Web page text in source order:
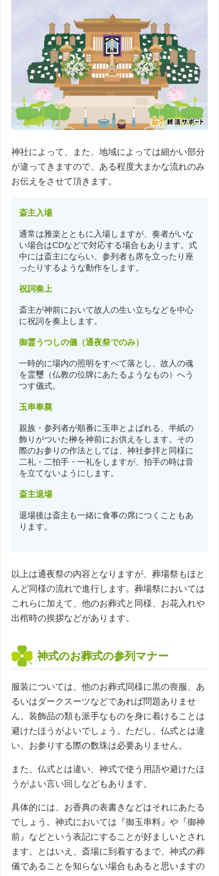
神社によって、また、地域によっては細かい部分
が違ってきますので、ある程度大まかな流れのみ
お伝えをさせて頂きます。
斎主入場
通常は雅楽とともに入場しますが、奏者がいな
い場合はCDなどで対応する場合もあります。式
中には斎主にならい、参列者も席を立ったり座
ったりするような動作をします。
祝詞奏上
斎主が神前において故人の生い立ちなどを中心
に祝詞を奏上します。
御霊うつしの儀（通夜祭でのみ）
一時的に場内の照明をすべて落とし、故人の魂
を霊璽（仏教の位牌にあたるようなもの）へう
つす儀式。
玉串奉奠
親族・参列者が順番に玉串とよばれる、半紙の
飾りがついた榊を神前にお供えをします。その
際のお参りの作法としては、神社参拝と同様に
二礼・二拍手・一礼をしますが、拍手の時は音
を立てないようにします。
斎主退場
退場後は斎主も一緒に食事の席につくこともあ
ります。
以上は通夜祭の内容となりますが、葬場祭もほと
んど同様の流れで進行します。葬場祭においては
これらに加えて、他のお葬式と同様、お花入れや
出棺時の挨拶などがあります。
神式のお葬式の参列マナー
服装については、他のお葬式同様に黒の喪服、あ
るいはダークスーツなどであれば問題ありませ
ん。装飾品の類も派手なものを身に着けることは
避けたほうがよいでしょう。ただし、仏式とは違
い、お参りする際の数珠は必要ありません。
また、仏式とは違い、神式で使う用語や避けたほ
うがよい言い回しなどもあります。
具体的には、お香典の表書きなどはそれにあたる
でしょう。神式においては『御玉串料』や『御神
前』などという表記にすることが好ましいとされ
ます。とはいえ、斎場に到着するまで、神式の葬
儀であることを知らない場合もあると思いますの